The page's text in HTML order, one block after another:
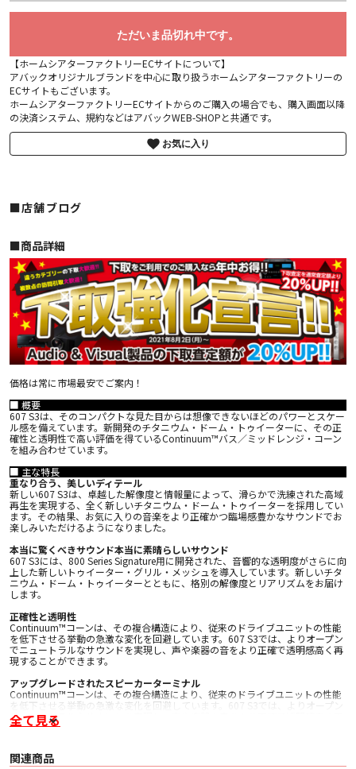
ただいま品切れ中です。
【ホームシアターファクトリーECサイトについて】
アバックオリジナルブランドを中心に取り扱うホームシアターファクトリーの
ECサイトもございます。
ホームシアターファクトリーECサイトからのご購入の場合でも、購入画面以降
の決済システム、規約などはアバックWEB-SHOPと共通です。
お気に入り
■店舗ブログ
■︎商品詳細
価格は常に市場最安でご案内！
■ 概要
607 S3は、そのコンパクトな見た目からは想像できないほどのパワーとスケー
ル感を備えています。新開発のチタニウム・ドーム・トゥイーターに、その正
確性と透明性で高い評価を得ているContinuum™バス／ミッドレンジ・コーン
を組み合わせています。
■ 主な特長
重なり合う、美しいディテール
新しい607 S3は、卓越した解像度と情報量によって、滑らかで洗練された高域
再生を実現する、全く新しいチタニウム・ドーム・トゥイーターを採用してい
ます。その結果、お気に入りの音楽をより正確かつ臨場感豊かなサウンドでお
楽しみいただけるようになりました。
本当に驚くべきサウンド本当に素晴らしいサウンド
607 S3には、800 Series Signature用に開発された、音響的な透明度がさらに向
上した新しいトゥイーター・グリル・メッシュを導入しています。新しいチタ
ニウム・ドーム・トゥイーターとともに、格別の解像度とリアリズムをお届け
します。
正確性と透明性
Continuum™コーンは、その複合構造により、従来のドライブユニットの性能
を低下させる挙動の急激な変化を回避しています。607 S3では、よりオープン
でニュートラルなサウンドを実現し、声や楽器の音をより正確で透明感高く再
現することができます。
アップグレードされたスピーカーターミナル
Continuum™コーンは、その複合構造により、従来のドライブユニットの性能
を低下させる挙動の急激な変化を回避しています。607 S3では、よりオープン
でニュートラルなサウンドを実現し、声や楽器の音をより正確で透明感高く再
現することができます。
〇 技術的特徴
全て見る
関連商品